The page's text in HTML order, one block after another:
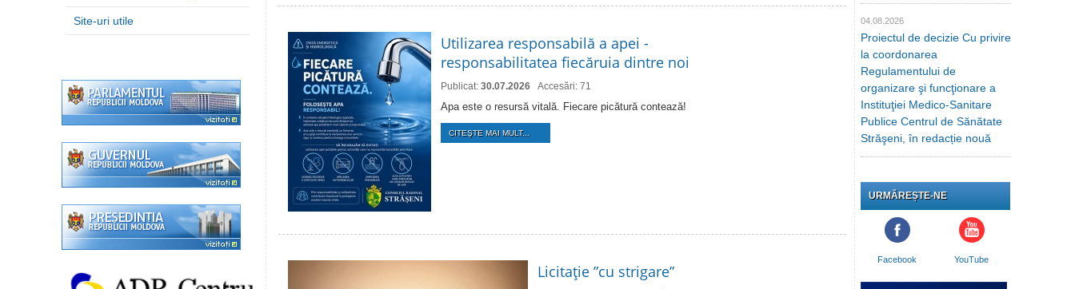
Site-uri utile
Utilizarea responsabilă a apei -
responsabilitatea fiecăruia dintre noi
Publicat: 30.07.2026 Accesări: 71
Apa este o resursă vitală. Fiecare picătură contează!
CITEŞTE MAI MULT...
Licitaţie ”cu strigare”
04.08.2026
Proiectul de decizie Cu privire
la coordonarea
Regulamentului de
organizare şi funcţionare a
Instituţiei Medico-Sanitare
Publice Centrul de Sănătate
Străşeni, în redacție nouă
URMĂREȘTE-NE
Facebook YouTube